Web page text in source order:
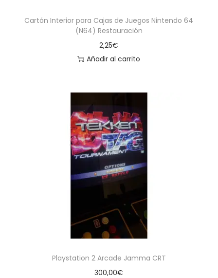
Cartón Interior para Cajas de Juegos Nintendo 64
(N64) Restauración
2,25€
Añadir al carrito
Playstation 2 Arcade Jamma CRT
300,00€